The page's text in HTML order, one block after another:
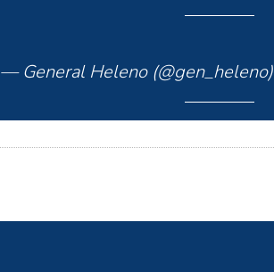
— General Heleno (@gen_heleno)